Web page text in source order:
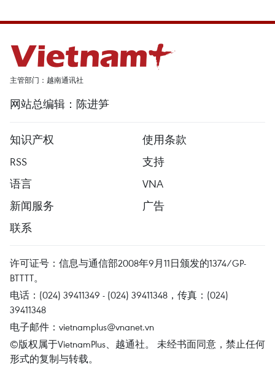
主管部门：越南通讯社
网站总编辑：陈进笋
知识产权
使用条款
RSS
支持
语言
VNA
新闻服务
广告
联系
许可证号：信息与通信部2008年9月11日颁发的1374/GP-
BTTTT。
电话：(024) 39411349 - (024) 39411348，传真：(024)
39411348
电子邮件： vietnamplus@vnanet.vn
©版权属于VietnamPlus、越通社。 未经书面同意，禁止任何
形式的复制与转载。